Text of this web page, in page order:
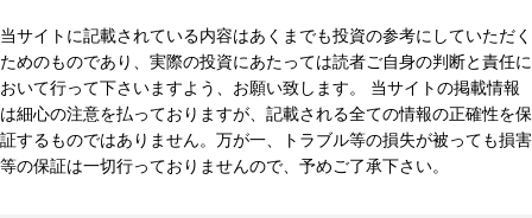
当サイトに記載されている内容はあくまでも投資の参考にしていただく
ためのものであり、実際の投資にあたっては読者ご自身の判断と責任に
おいて行って下さいますよう、お願い致します。 当サイトの掲載情報
は細心の注意を払っておりますが、記載される全ての情報の正確性を保
証するものではありません。万が一、トラブル等の損失が被っても損害
等の保証は一切行っておりませんので、予めご了承下さい。